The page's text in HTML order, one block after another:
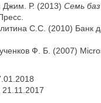
Джим. Р. (2013) Семь
С.С. (2010) Банк
Ф. Б. (2007)